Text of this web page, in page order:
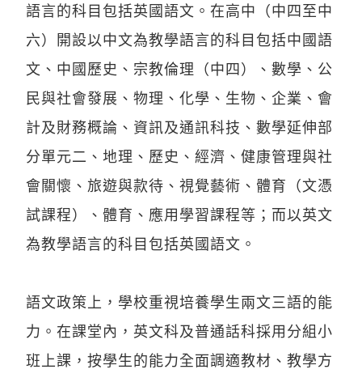
語言的科目包括英國語文。在高中（中四至中
六）開設以中文為教學語言的科目包括中國語
文、中國歷史、宗教倫理（中四）、數學、公
民與社會發展、物理、化學、生物、企業、會
計及財務概論、資訊及通訊科技、數學延伸部
分單元二、地理、歷史、經濟、健康管理與社
會關懷、旅遊與款待、視覺藝術、體育（文憑
試課程）、體育、應用學習課程等；而以英文
為教學語言的科目包括英國語文。
語文政策上，學校重視培養學生兩文三語的能
力。在課堂內，英文科及普通話科採用分組小
班上課，按學生的能力全面調適教材、教學方